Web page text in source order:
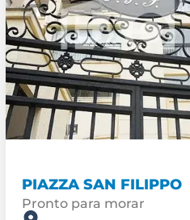
PIAZZA SAN FILIPPO
Pronto para morar